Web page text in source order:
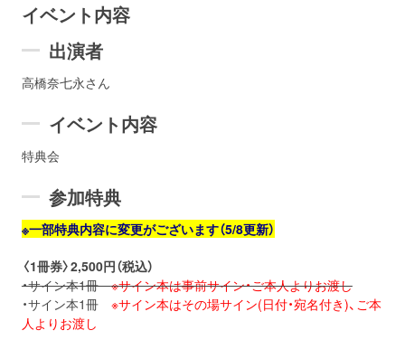
イベント内容
出演者
高橋奈七永さん
イベント内容
特典会
参加特典
※一部特典内容に変更がございます（5/8更新）
〈1冊券〉2,500円（税込）
・サイン本1冊※サイン本は事前サイン・ご本人よりお渡し
・サイン本1冊 ※サイン本はその場サイン(日付・宛名付き)、ご本
人よりお渡し